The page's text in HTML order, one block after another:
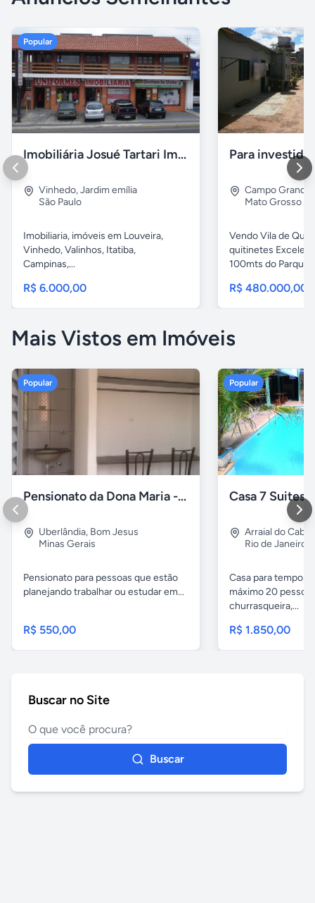
Popular
Imobiliária Josué Tartari Imóveis Louveira Vinhedo
Vinhedo,Jardim emília
São Paulo
Imobiliaria, imóveis em Louveira,
Vinhedo, Valinhos, Itatiba,
Campinas,...
R$ 6.000,00
Para
Campo Grande
Mato Grosso
Vendo Vila de
quitinetes
100mts do
R$ 480.000,00
Mais Vistos em Imóveis
Popular
Pensionato da Dona Maria - Uberlândia/MG
Uberlândia, Bom Jesus
Minas Gerais
Pensionato para pessoas que estão
planejando trabalhar ou estudar em...
R$ 550,00
Popular
Arraial do Cabo
Rio de Janeiro
Casa para
máximo 20
churrasqueira,...
R$ 1.850,00
Buscar no Site
Buscar